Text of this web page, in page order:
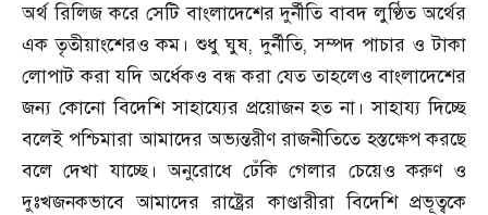
অর্থ রিলিজ করে সেটি বাংলাদেশের দুর্নীতি বাবদ লুণ্ঠিত অর্থের
এক তৃতীয়াংশেরও কম। শুধু ঘুষ,দুর্নীতি,সম্পদ পাচার ও টাকা
লোপাট করা যদি অর্ধেকও বন্ধ করা যেত তাহলেও বাংলাদেশের
জন্য কোনো বিদেশি সাহায্যের প্রয়োজন হত না। সাহায্য দিচ্ছে
বলেই পশ্চিমারা আমাদের অভ্যন্তরীণ রাজনীতিতে হস্তক্ষেপ করছে
বলে দেখা যাচ্ছে। অনুরোধে ঢেঁকি গেলার চেয়েও করুণ ও
দুঃখজনকভাবে আমাদের রাষ্ট্রের কাণ্ডারীরা বিদেশি প্রভূত্বকে